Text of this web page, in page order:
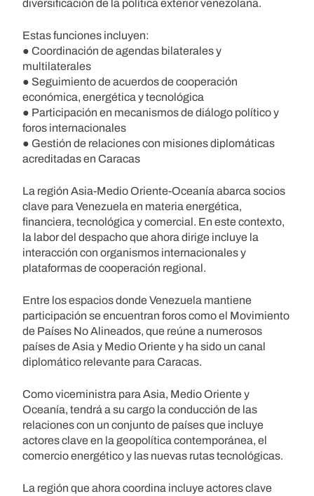
diversificación de la política exterior venezolana.
Estas funciones incluyen:
● Coordinación de agendas bilaterales y
multilaterales
● Seguimiento de acuerdos de cooperación
económica, energética y tecnológica
● Participación en mecanismos de diálogo político y
foros internacionales
● Gestión de relaciones con misiones diplomáticas
acreditadas en Caracas
La región Asia-Medio Oriente-Oceanía abarca socios
clave para Venezuela en materia energética,
financiera, tecnológica y comercial. En este contexto,
la labor del despacho que ahora dirige incluye la
interacción con organismos internacionales y
plataformas de cooperación regional.
Entre los espacios donde Venezuela mantiene
participación se encuentran foros como el Movimiento
de Países No Alineados, que reúne a numerosos
países de Asia y Medio Oriente y ha sido un canal
diplomático relevante para Caracas.
Como viceministra para Asia, Medio Oriente y
Oceanía, tendrá a su cargo la conducción de las
relaciones con un conjunto de países que incluye
actores clave en la geopolítica contemporánea, el
comercio energético y las nuevas rutas tecnológicas.
La región que ahora coordina incluye actores clave